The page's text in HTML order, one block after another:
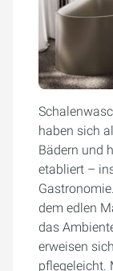
haben sich
Bädern und
etabliert –
dem edlen
das
erweisen
pflegeleicht.